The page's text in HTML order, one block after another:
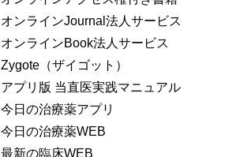
オンラインJournal法人サービス
オンラインBook法人サービス
Zygote（ザイゴット）
アプリ版 当直医実践マニュアル
今日の治療薬アプリ
今日の治療薬WEB
最新の臨床WEB